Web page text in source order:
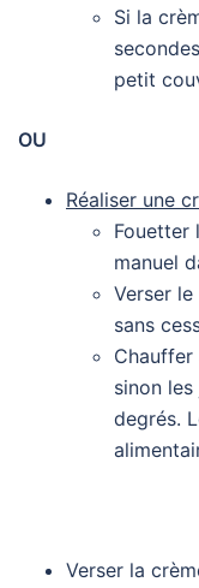
Si la
petit
OU
Réaliser une
Fouetter
manuel
Verser
sans
sinon
degrés.
Verser la